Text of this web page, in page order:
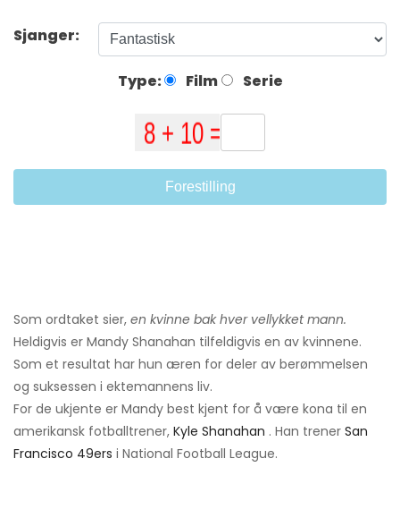
Sjanger:
Type: Film Serie
Forestilling
Som ordtaket sier, en kvinne bak hver vellykket mann.
Heldigvis er Mandy Shanahan tilfeldigvis en av kvinnene.
Som et resultat har hun æren for deler av berømmelsen
og suksessen i ektemannens liv.
For de ukjente er Mandy best kjent for å være kona til en
amerikansk fotballtrener, Kyle Shanahan . Han trener San
Francisco 49ers i National Football League.